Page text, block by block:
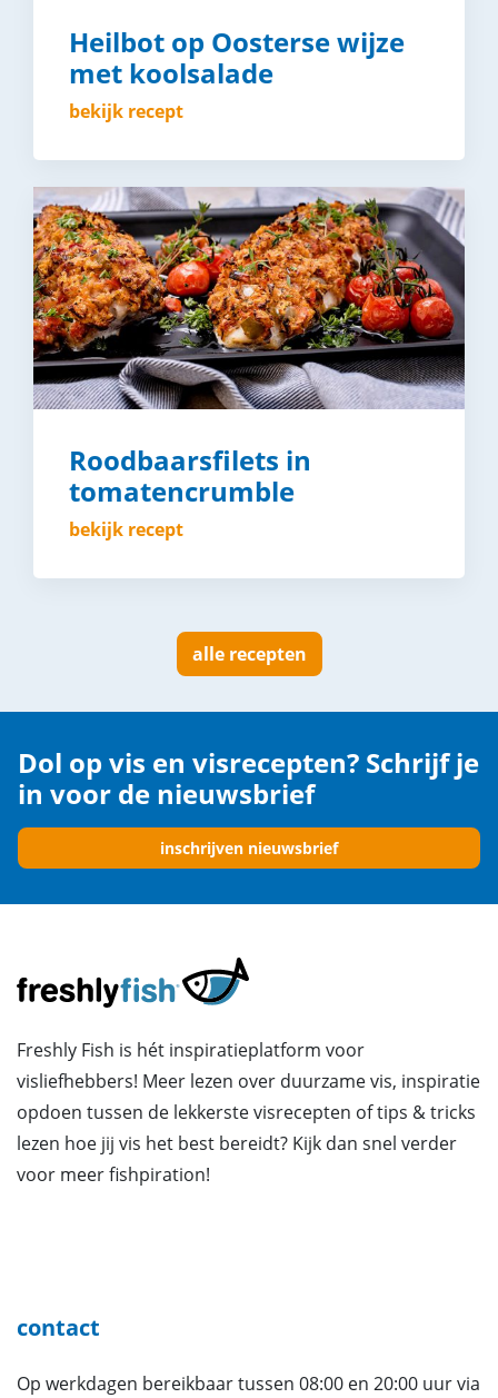
Heilbot op Oosterse wijze
met koolsalade
bekijk recept
Roodbaarsfilets in
tomatencrumble
bekijk recept
alle recepten
Dol op vis en visrecepten? Schrijf je
in voor de nieuwsbrief
inschrijven nieuwsbrief
Freshly Fish is hét inspiratieplatform voor
visliefhebbers! Meer lezen over duurzame vis, inspiratie
opdoen tussen de lekkerste visrecepten of tips & tricks
lezen hoe jij vis het best bereidt? Kijk dan snel verder
voor meer fishpiration!
contact
Op werkdagen bereikbaar tussen 08:00 en 20:00 uur via